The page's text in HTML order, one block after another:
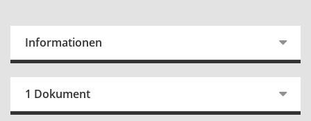
Informationen
1 Dokument